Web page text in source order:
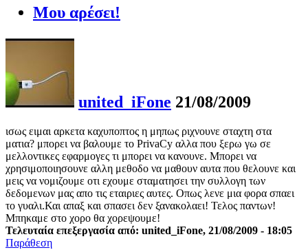
Μου αρέσει!
united_iFone 21/08/2009
ισως ειμαι αρκετα καχυποπτος η μηπως ριχνουνε σταχτη στα
ματια? μπορει να βαλουμε το PrivaCy αλλα που ξερω γω σε
μελλοντικες εφαρμογες τι μπορει να κανουνε. Μπορει να
χρησιμοποιησουνε αλλη μεθοδο να μαθουν αυτα που θελουνε και
μεις να νομιζουμε οτι εχουμε σταματησει την συλλογη των
δεδομενων μας απο τις εταιριες αυτες. Οπως λενε μια φορα σπαει
το γυαλι.Και απαξ και σπασει δεν ξανακολαει! Τελος παντων!
Μπηκαμε στο χορο θα χορεψουμε!
Τελευταία επεξεργασία από: united_iFone, 21/08/2009 - 18:05
Παράθεση